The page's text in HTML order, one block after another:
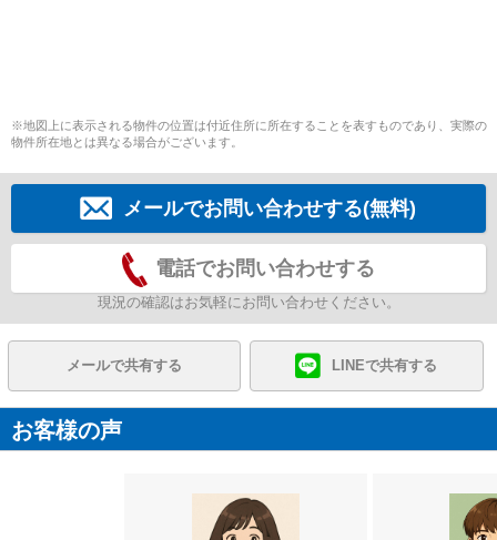
※地図上に表示される物件の位置は付近住所に所在することを表すものであり、実際の
物件所在地とは異なる場合がございます。
メールでお問い合わせする(無料)
電話でお問い合わせする
現況の確認はお気軽にお問い合わせください。
メールで共有する LINEで共有する
お客様の声